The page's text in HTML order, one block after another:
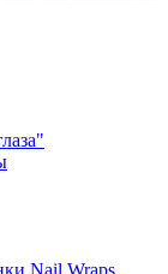
Nail Wraps